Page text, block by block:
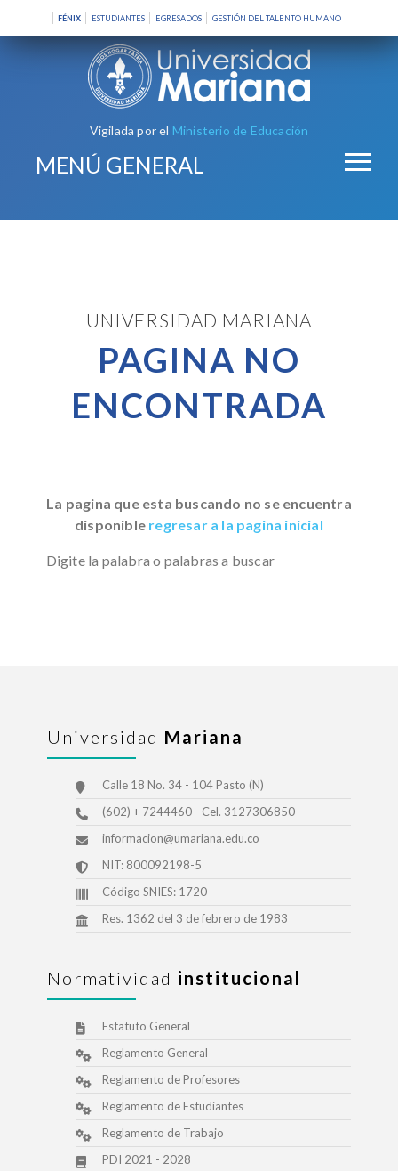
FÉNIX ESTUDIANTES EGRESADOS GESTIÓN DEL TALENTO HUMANO
Vigilada por el Ministerio de Educación
MENÚ GENERAL
UNIVERSIDAD MARIANA
PAGINA NO
ENCONTRADA
La pagina que esta buscando no se encuentra
disponible regresar a la pagina inicial
Digite la palabra o palabras a buscar
Universidad Mariana
Calle 18 No. 34 - 104 Pasto (N)
(602) + 7244460 - Cel. 3127306850
informacion@umariana.edu.co
NIT: 800092198-5
Código SNIES: 1720
Res. 1362 del 3 de febrero de 1983
Normatividad institucional
Estatuto General
Reglamento General
Reglamento de Profesores
Reglamento de Estudiantes
Reglamento de Trabajo
PDI 2021 - 2028